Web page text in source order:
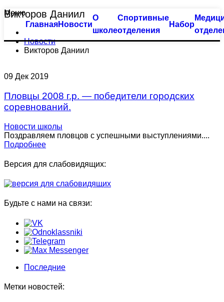
Меню
ГлавнаяНовости
О
школе
Спортивные
отделения
Тхэквондо
Биатлон
Пулевая стрельба (спорт глухих)
Синхронное плавание
Спортивная гимнастика
Фехтование
Фристайл
НАБОР
Документы по спортивной подготовке
Набор
Большой бассейн
Оздоровительное плавание
Аквааэробика
Индивидуальные занятия
Группа «Веселый лягушонок»
Группа «Мать и дитя»
Группа «Начальной подготовки»
Группа «Русалочка»
Индивидуальные занятия
Викторов Даниил
Новости
Викторов Даниил
09 Дек 2019
Пловцы 2008 г.р. — победители городских
соревнований.
Новости школы
Поздравляем пловцов с успешными выступлениями....
Подробнее
Версия для слабовидящих:
Будьте с нами на связи:
Последние
Метки новостей: